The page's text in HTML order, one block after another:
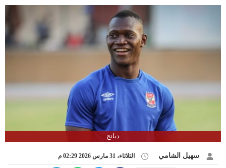
ديانج
سهيل الشامي الثلاثاء، 31 مارس 2026 02:29 م